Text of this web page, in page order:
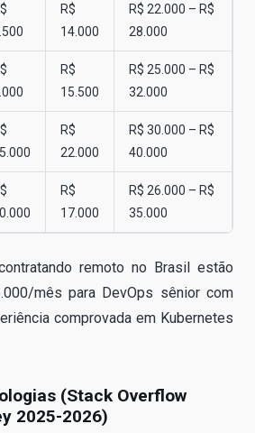
R$
14.000
R$ 22.000 – R$
28.000
R$
15.500
R$ 25.000 – R$
32.000
R$
22.000
R$ 30.000 – R$
40.000
R$
17.000
R$ 26.000 – R$
35.000
remoto no Brasil estão
mês para DevOps sênior com
comprovada em Kubernetes
(Stack Overflow
2025-2026)